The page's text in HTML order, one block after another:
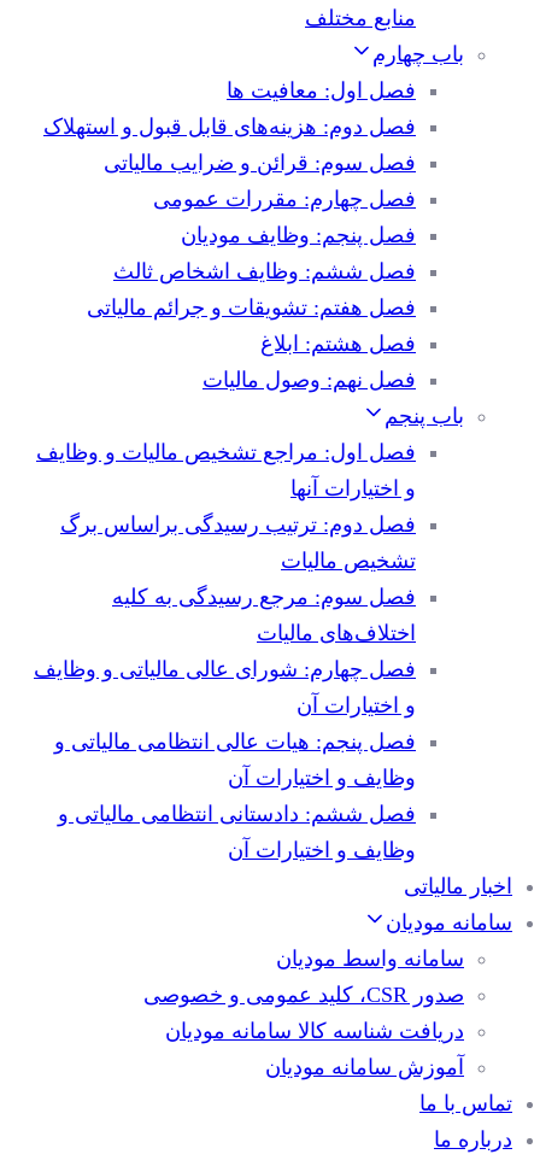
منابع مختلف
باب چهارم
فصل اول: معافیت ها
فصل دوم: هزینه‌های قابل قبول و استهلاک
فصل سوم: قرائن و ضرایب مالیاتی
فصل چهارم: مقررات عمومی
فصل پنجم: وظایف مودیان
فصل ششم: وظایف اشخاص ثالث
فصل هفتم: تشویقات و جرائم مالیاتی
فصل هشتم: ابلاغ
فصل نهم: وصول مالیات
باب پنجم
فصل اول: مراجع تشخیص مالیات و وظایف
و اختیارات آنها
فصل دوم: ترتیب رسیدگی براساس برگ
تشخیص مالیات
فصل سوم: مرجع رسیدگی به کلیه
اختلاف‌های مالیات
فصل چهارم: شورای عالی مالیاتی و وظایف
و اختیارات آن
فصل پنجم: هیات عالی انتظامی مالیاتی و
وظایف و اختیارات آن
فصل ششم: دادستانی انتظامی مالیاتی و
وظایف و اختیارات آن
اخبار مالیاتی
سامانه مودیان
سامانه واسط مودیان
صدور CSR، کلید عمومی و خصوصی
دریافت شناسه کالا سامانه مودیان
آموزش سامانه مودیان
تماس با ما
درباره ما